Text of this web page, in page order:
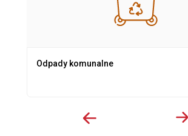
Odpady komunalne